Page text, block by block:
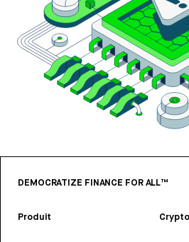
DEMOCRATIZE FINANCE FOR ALL™
Produit